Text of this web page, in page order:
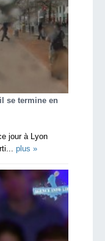
se termine en
jour à Lyon
plus »